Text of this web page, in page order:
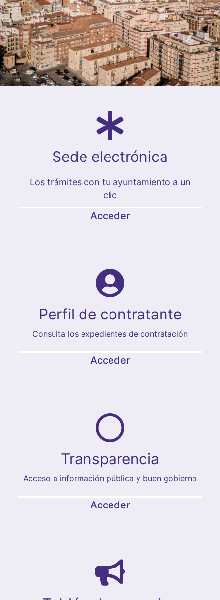
Sede electrónica
Los trámites con tu ayuntamiento a un
clic
Acceder
Perfil de contratante
Consulta los expedientes de contratación
Acceder
Transparencia
Acceso a información pública y buen gobierno
Acceder